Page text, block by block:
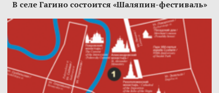
В селе Гагино состоится «Шаляпин-фестиваль»